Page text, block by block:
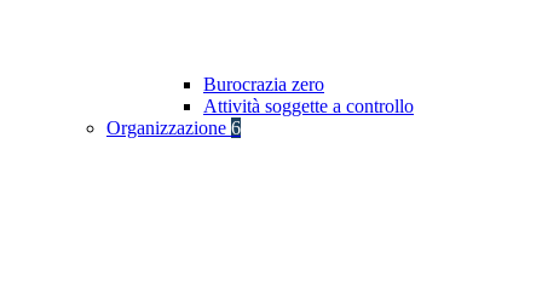
Burocrazia zero
Attività soggette a controllo
Organizzazione 6